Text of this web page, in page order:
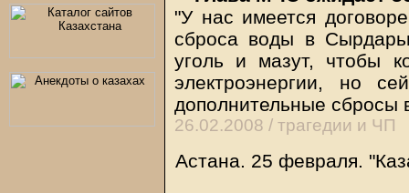
"У нас имеется
сброса воды в
уголь и мазут, чтобы
электроэнергии, но
дополнительные сбросы
26.02.2008 / трагедии и ЧП
Астана. 25 февраля.